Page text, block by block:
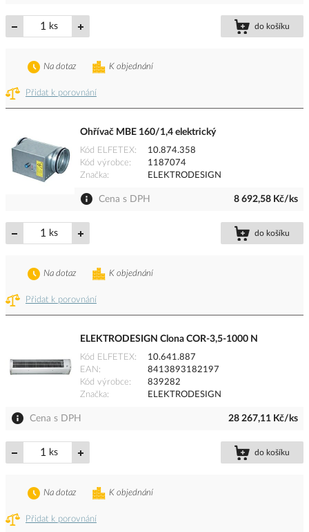
ks do košíku
Přidat k porovnání
K objednání
Na dotaz
Ohřívač MBE 160/1,4 elektrický
Kód ELFETEX
10.874.358
Kód výrobce
1187074
Značka
ELEKTRODESIGN
Cena s DPH 8 692,58 Kč/ks
ks do košíku
Přidat k porovnání
K objednání
Na dotaz
ELEKTRODESIGN Clona COR-3,5-1000 N
Kód ELFETEX
10.641.887
EAN
8413893182197
Kód výrobce
839282
Značka
ELEKTRODESIGN
Cena s DPH 28 267,11 Kč/ks
ks do košíku
Přidat k porovnání
K objednání
Na dotaz